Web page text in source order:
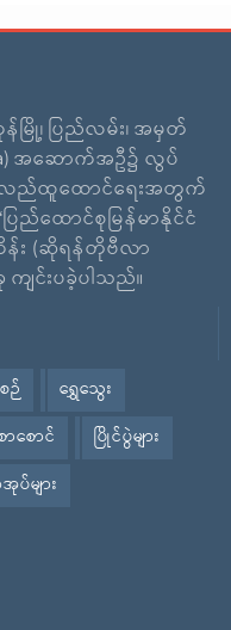
ြို့၊ ပြည်လမ်း၊ အမှတ်
အဆောက်အဦ၌ လွပ်
န်လည်ထူထောင်ရေးအတွက်
ြည်ထောင်စုမြန်မာနိုင်ငံ
န်း (ဆိုရန်တိုဗီလာ
ျင်းပခဲ့ပါသည်။
ဉ်
ရွှေသွေး
စောင်
ပြိုင်ပွဲများ
ပ်များ